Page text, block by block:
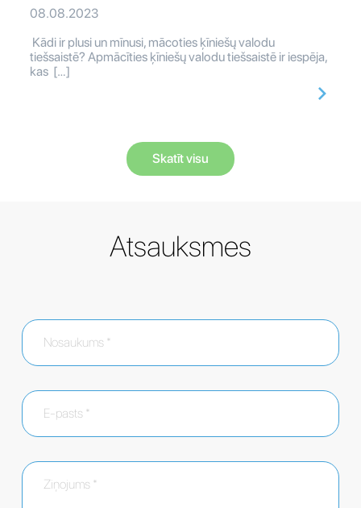
08.08.2023
Kādi ir plusi un mīnusi, mācoties ķīniešų valodu
tiešsaistē? Apmācīties ķīniešų valodu tiešsaistē ir iespēja,
kas […]
Skatīt visu
Atsauksmes